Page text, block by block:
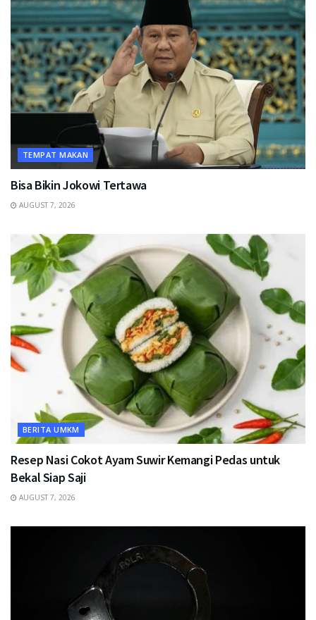
TEMPAT MAKAN
Bisa Bikin Jokowi Tertawa
AUGUST 7, 2026
BERITA UMKM
Resep Nasi Cokot Ayam Suwir Kemangi Pedas untuk
Bekal Siap Saji
AUGUST 7, 2026